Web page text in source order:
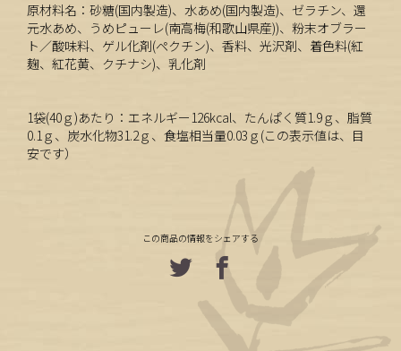
原材料名：砂糖(国内製造)、水あめ(国内製造)、ゼラチン、還
元水あめ、うめピューレ(南高梅(和歌山県産))、粉末オブラー
ト／酸味料、ゲル化剤(ペクチン)、香料、光沢剤、着色料(紅
麹、紅花黄、クチナシ)、乳化剤
1袋(40ｇ)あたり：エネルギー126kcal、たんぱく質1.9ｇ、脂質
0.1ｇ、炭水化物31.2ｇ、食塩相当量0.03ｇ(この表示値は、目
安です）
この商品の情報をシェアする